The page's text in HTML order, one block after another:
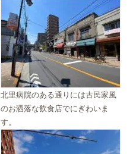
北里病院のある通りには古民家風
のお洒落な飲食店でにぎわいま
す。